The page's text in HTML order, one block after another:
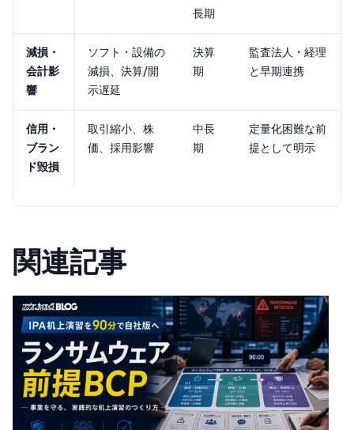
長期
減損・
会計影
響
ソフト・設備の
減損、決算/開
示遅延
決算
期
監査法人・経理
と早期連携
信用・
ブラン
ド毀損
取引縮小、株
価、採用影響
中長
期
定量化困難な前
提として明示
関連記事